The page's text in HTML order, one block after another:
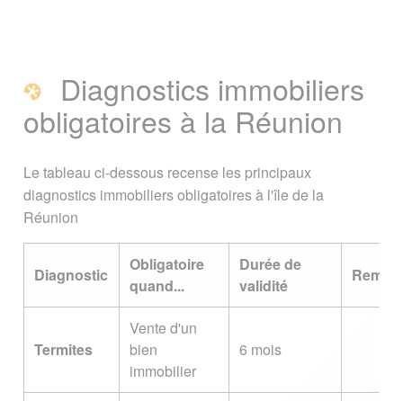
Diagnostics immobiliers
obligatoires à la Réunion
Le tableau ci-dessous recense les principaux
diagnostics immobiliers obligatoires à l'île de la
Réunion
Diagnostic
Obligatoire
quand...
Durée de
validité
Termites
Vente d'un
bien
immobilier
6 mois